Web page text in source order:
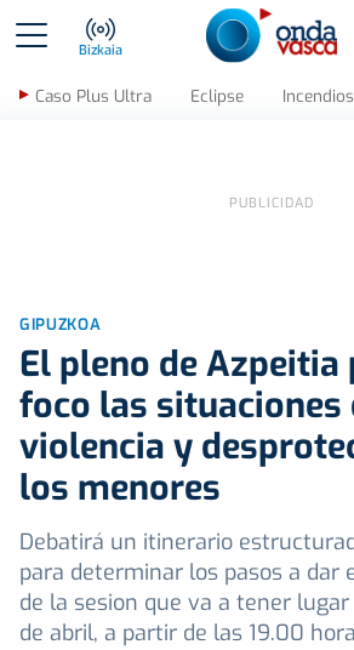
Bizkaia
Caso Plus Ultra Eclipse Incendios
GIPUZKOA
El pleno de Azpeitia
foco las situaciones
violencia y
los menores
Debatirá un itinerario
para determinar los pasos a dar
de la sesion que va a tener
de abril, a partir de las 19.00